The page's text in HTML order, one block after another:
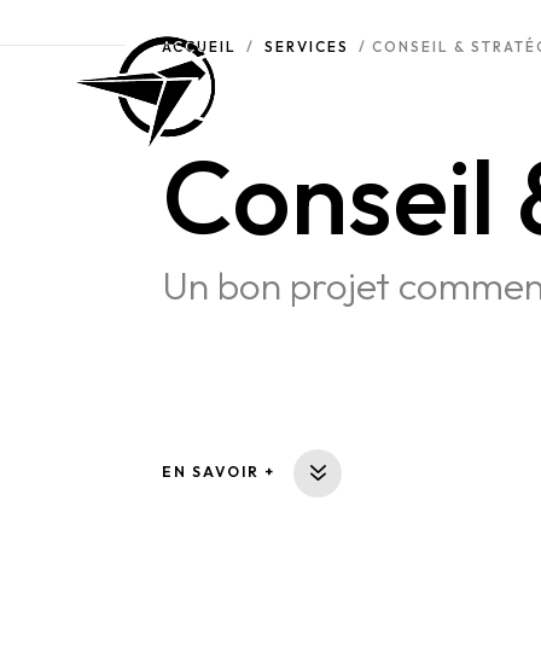
ACCUEIL /SERVICES / CONSEIL &
Conseil
Un bon projet
EN SAVOIR +